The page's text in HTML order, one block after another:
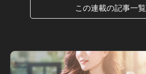
この連載の記事一覧